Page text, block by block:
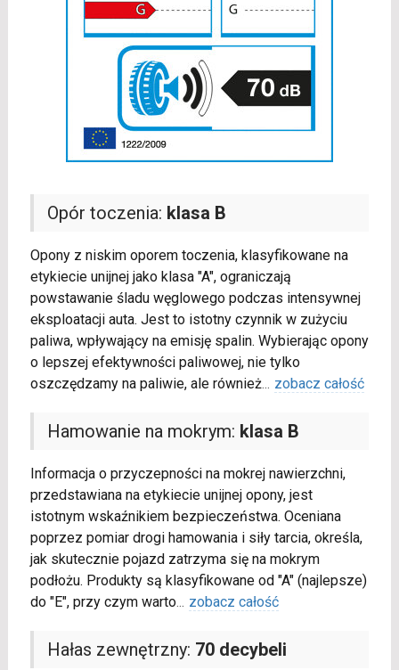
Opór toczenia: klasa B
Opony z niskim oporem toczenia, klasyfikowane na
etykiecie unijnej jako klasa "A", ograniczają
powstawanie śladu węglowego podczas intensywnej
eksploatacji auta. Jest to istotny czynnik w zużyciu
paliwa, wpływający na emisję spalin. Wybierając opony
o lepszej efektywności paliwowej, nie tylko
oszczędzamy na paliwie, ale również... zobacz całość
Hamowanie na mokrym: klasa B
Informacja o przyczepności na mokrej nawierzchni,
przedstawiana na etykiecie unijnej opony, jest
istotnym wskaźnikiem bezpieczeństwa. Oceniana
poprzez pomiar drogi hamowania i siły tarcia, określa,
jak skutecznie pojazd zatrzyma się na mokrym
podłożu. Produkty są klasyfikowane od "A" (najlepsze)
do "E", przy czym warto... zobacz całość
Hałas zewnętrzny: 70 decybeli